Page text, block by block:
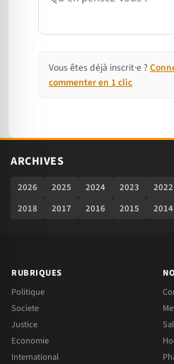
Vous êtes déjà inscrit·e ?
commenter en 1 clic
ARCHIVES
2026 2025 2024 2023 2022
2018
2017 2016 2015 2014
RUBRIQUES
Politique
Societe
Justice
Economie
International